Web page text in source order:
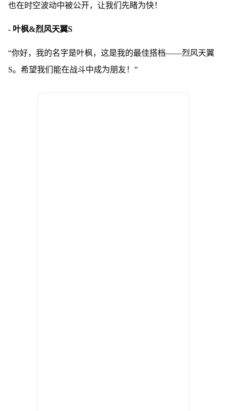
也在时空波动中被公开，让我们先睹为快！
- 叶枫&烈风天翼S
“你好，我的名字是叶枫，这是我的最佳搭档——烈风天翼
S。希望我们能在战斗中成为朋友！”